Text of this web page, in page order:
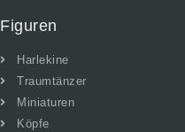
Figuren
Harlekine
Traumtänzer
Miniaturen
Köpfe